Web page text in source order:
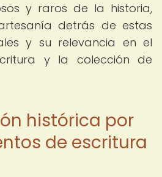
y raros de la historia,
detrás de estas
y su relevancia en el
y la colección de
histórica por
de escritura